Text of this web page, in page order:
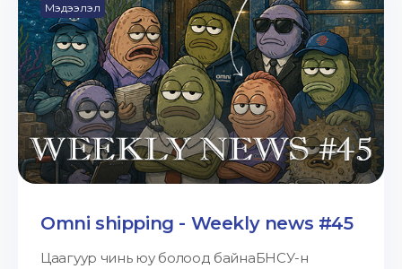
Мэдээлэл
Omni shipping - Weekly news #45
Цаагуур чинь юу болоод байнаБНСУ-н